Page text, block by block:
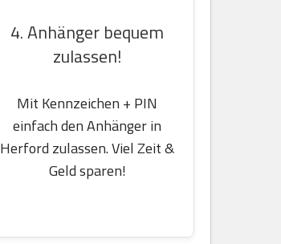
4. Anhänger bequem
zulassen!
Mit Kennzeichen + PIN
einfach den Anhänger in
Herford zulassen. Viel Zeit &
Geld sparen!